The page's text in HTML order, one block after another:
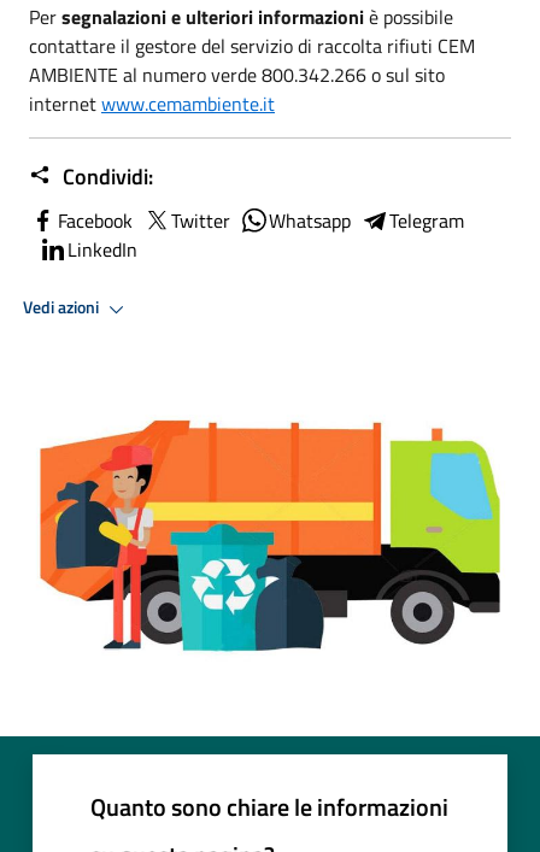
Persegnalazioni e ulteriori informazioniè possibile
contattare il gestore del servizio di raccolta rifiuti CEM
AMBIENTE al numero verde 800.342.266 o sul sito
internetwww.cemambiente.it
Condividi:
Facebook Twitter Whatsapp
Telegram
LinkedIn
Vedi azioni
Quanto sono chiare le informazioni